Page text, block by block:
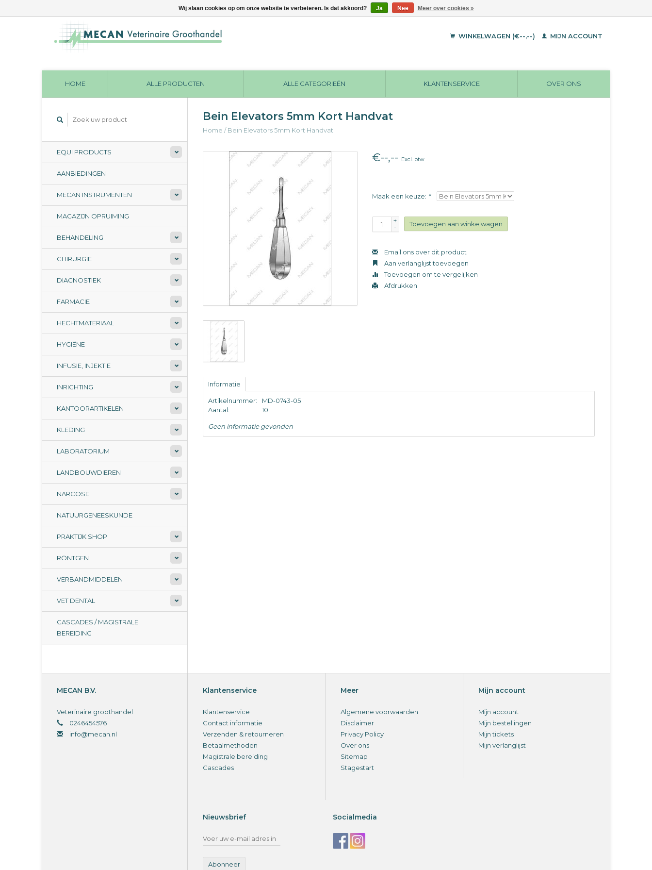
WINKELWAGEN (€--,--) MIJN ACCOUNT
HOME ALLE PRODUCTEN ALLE CATEGORIEËN KLANTENSERVICE OVER ONS
EQUI PRODUCTS
AANBIEDINGEN
MECAN INSTRUMENTEN
MAGAZIJN OPRUIMING
BEHANDELING
CHIRURGIE
DIAGNOSTIEK
FARMACIE
HECHTMATERIAAL
HYGIËNE
INFUSIE, INJEKTIE
INRICHTING
KANTOORARTIKELEN
KLEDING
LABORATORIUM
LANDBOUWDIEREN
NARCOSE
NATUURGENEESKUNDE
PRAKTIJK SHOP
RÖNTGEN
VERBANDMIDDELEN
VET DENTAL
CASCADES / MAGISTRALE
BEREIDING
Bein Elevators 5mm Kort Handvat
Home /Bein Elevators 5mm Kort Handvat
€--,-- Excl. btw
Maak een keuze: *
+
-
Toevoegen aan winkelwagen
Email ons over dit product
Aan verlanglijst toevoegen
Toevoegen om te vergelijken
Afdrukken
Informatie
Artikelnummer:
MD-0743-05
Aantal:
10
Geen informatie gevonden
MECAN B.V.
Veterinaire groothandel
0246454576
info@mecan.nl
Klantenservice
Klantenservice
Contact informatie
Verzenden & retourneren
Betaalmethoden
Magistrale bereiding
Cascades
Meer
Algemene voorwaarden
Disclaimer
Privacy Policy
Over ons
Sitemap
Stagestart
Mijn account
Mijn account
Mijn bestellingen
Mijn tickets
Mijn verlanglijst
Nieuwsbrief
Abonneer
Socialmedia
Wij slaan cookies op om onze website te verbeteren. Is dat akkoord? Ja Nee Meer over cookies »